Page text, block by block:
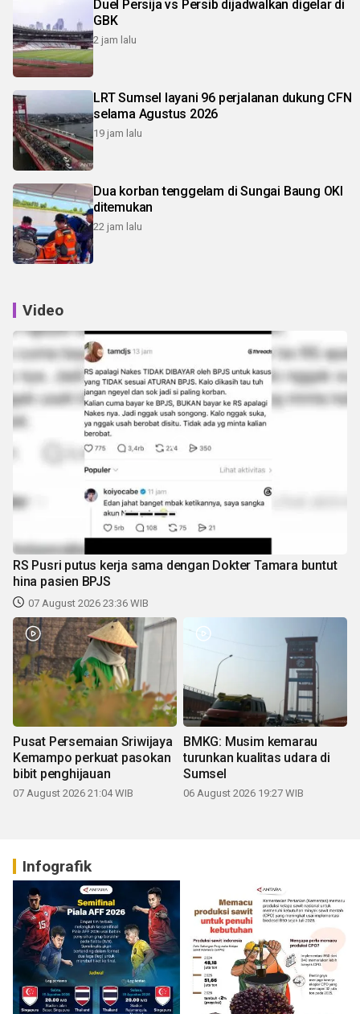
Duel Persija vs Persib dijadwalkan digelar di
GBK
2 jam lalu
LRT Sumsel layani 96 perjalanan dukung CFN
selama Agustus 2026
19 jam lalu
Dua korban tenggelam di Sungai Baung OKI
ditemukan
22 jam lalu
Video
RS Pusri putus kerja sama dengan Dokter Tamara buntut
hina pasien BPJS
07 August 2026 23:36 WIB
Pusat Persemaian Sriwijaya
Kemampo perkuat pasokan
bibit penghijauan
07 August 2026 21:04 WIB
BMKG: Musim kemarau
turunkan kualitas udara di
Sumsel
06 August 2026 19:27 WIB
Infografik